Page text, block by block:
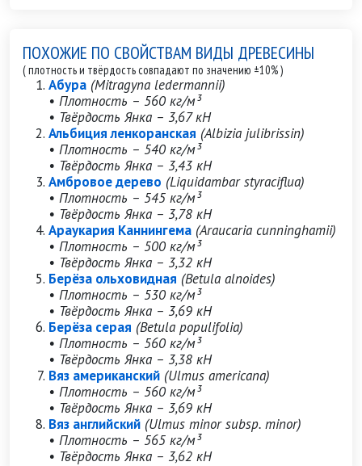
ПОХОЖИЕ ПО СВОЙСТВАМ ВИДЫ ДРЕВЕСИНЫ
( плотность и твёрдость совпадают по значению ±10% )
Абура (Mitragyna ledermannii)
• Плотность – 560 кг/м³
• Твёрдость Янка – 3,67 кН
Альбиция ленкоранская (Albizia julibrissin)
• Плотность – 540 кг/м³
• Твёрдость Янка – 3,43 кН
Амбровое дерево (Liquidambar styraciflua)
• Плотность – 545 кг/м³
• Твёрдость Янка – 3,78 кН
Араукария Каннингема (Araucaria cunninghamii)
• Плотность – 500 кг/м³
• Твёрдость Янка – 3,32 кН
Берёза ольховидная (Betula alnoides)
• Плотность – 530 кг/м³
• Твёрдость Янка – 3,69 кН
Берёза серая (Betula populifolia)
• Плотность – 560 кг/м³
• Твёрдость Янка – 3,38 кН
Вяз американский (Ulmus americana)
• Плотность – 560 кг/м³
• Твёрдость Янка – 3,69 кН
Вяз английский (Ulmus minor subsp. minor)
• Плотность – 565 кг/м³
• Твёрдость Янка – 3,62 кН